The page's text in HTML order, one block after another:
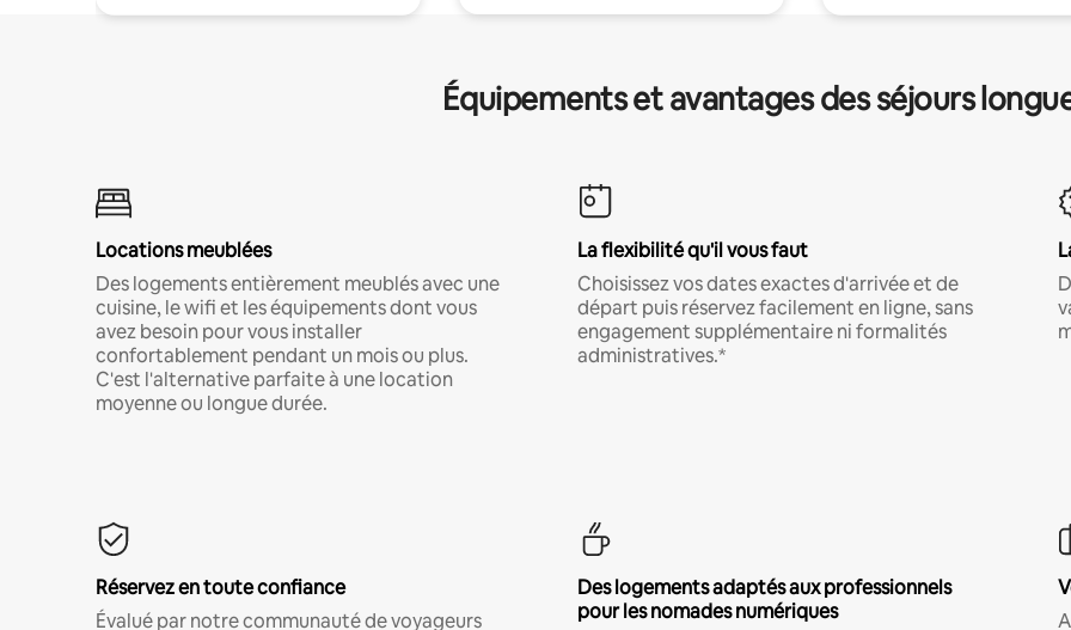
Équipements et avantages des séjours
Locations meublées
Des logements entièrement meublés avec une
cuisine, le wifi et les équipements dont vous
avez besoin pour vous installer
confortablement pendant un mois ou plus.
C'est l'alternative parfaite à une location
moyenne ou longue durée.
La flexibilité qu'il vous faut
Choisissez vos dates exactes d'arrivée et de
départ puis réservez facilement en ligne, sans
engagement supplémentaire ni formalités
administratives.*
Réservez en toute confiance
Évalué par notre communauté de voyageurs
Des logements adaptés aux professionnels
pour les nomades numériques